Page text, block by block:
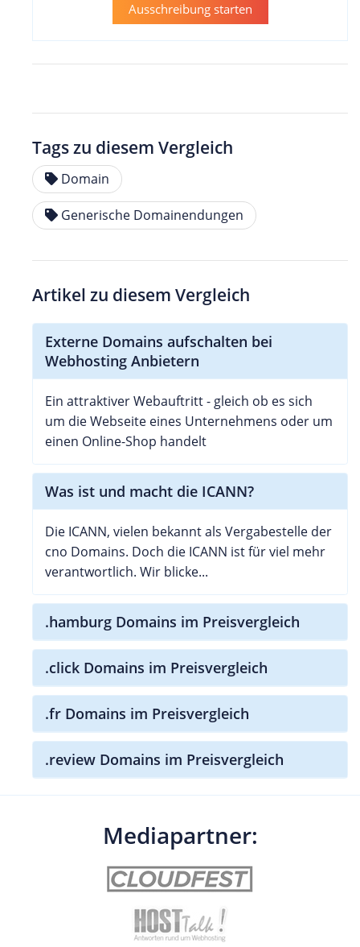
Ausschreibung starten
Tags zu diesem Vergleich
Domain
Generische Domainendungen
Artikel zu diesem Vergleich
Externe Domains aufschalten bei
Webhosting Anbietern
Ein attraktiver Webauftritt - gleich ob es sich
um die Webseite eines Unternehmens oder um
einen Online-Shop handelt
Was ist und macht die ICANN?
Die ICANN, vielen bekannt als Vergabestelle der
cno Domains. Doch die ICANN ist für viel mehr
verantwortlich. Wir blicke...
.hamburg Domains im Preisvergleich
.click Domains im Preisvergleich
.fr Domains im Preisvergleich
.review Domains im Preisvergleich
Mediapartner: